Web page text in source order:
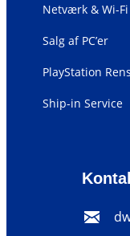
Netværk & Wi-Fi
Salg af PC’er
PlayStation Rens
Ship-in Service